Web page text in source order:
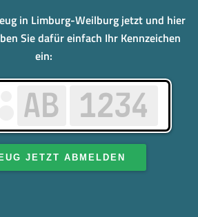
in Limburg-Weilburg jetzt und hier
Sie dafür einfach Ihr Kennzeichen
ein:
JETZT ABMELDEN